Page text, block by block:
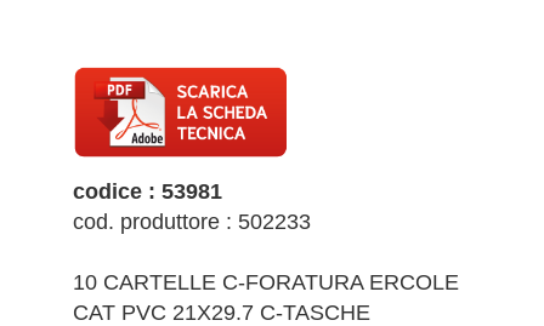
codice : 53981
cod. produttore : 502233
10 CARTELLE C-FORATURA ERCOLE
CAT PVC 21X29.7 C-TASCHE